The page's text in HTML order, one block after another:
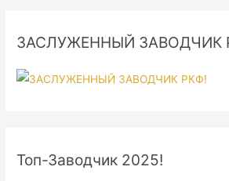
ЗАСЛУЖЕННЫЙ ЗАВОДЧИК
Топ-Заводчик 2025!